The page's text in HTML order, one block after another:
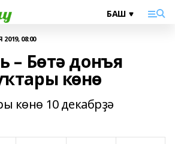
08:00
– Бөтә донъя
көнө
көнө 10 декабрҙә